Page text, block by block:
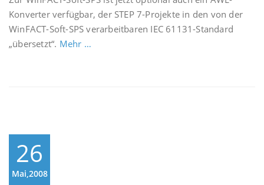
Konverter verfügbar, der STEP 7-Projekte in den von der
WinFACT-Soft-SPS verarbeitbaren IEC 61131-Standard
„übersetzt“. Mehr …
26
Mai,2008